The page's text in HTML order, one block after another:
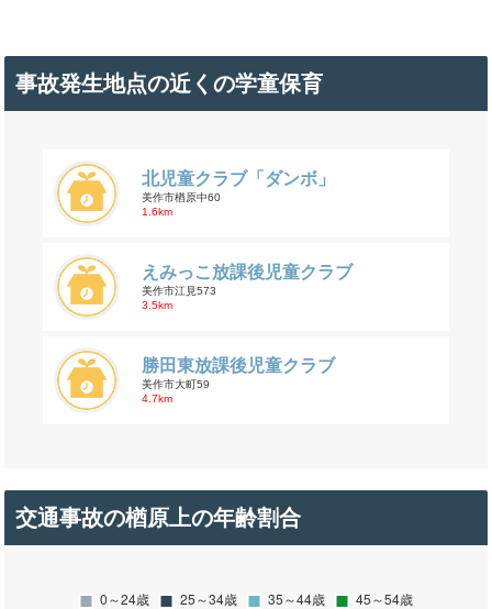
事故発生地点の近くの学童保育
北児童クラブ「ダンボ」
美作市楢原中60
1.6km
えみっこ放課後児童クラブ
美作市江見573
3.5km
勝田東放課後児童クラブ
美作市大町59
4.7km
交通事故の楢原上の年齢割合